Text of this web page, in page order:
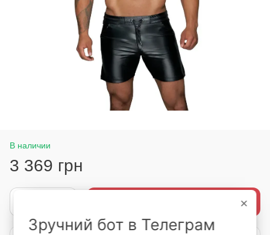
В наличии
3 369 грн
Зручний бот в Телеграм
×